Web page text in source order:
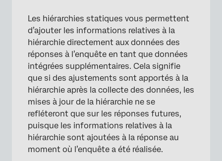
Les hiérarchies statiques vous permettent
d’ajouter les informations relatives à la
hiérarchie directement aux données des
réponses à l’enquête en tant que données
intégrées supplémentaires. Cela signifie
que si des ajustements sont apportés à la
hiérarchie après la collecte des données, les
mises à jour de la hiérarchie ne se
refléteront que sur les réponses futures,
puisque les informations relatives à la
hiérarchie sont ajoutées à la réponse au
moment où l’enquête a été réalisée.